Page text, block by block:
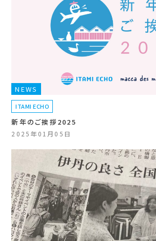
NEWS
ITAMI ECHO
新年のご挨拶2025
2025年01月05日